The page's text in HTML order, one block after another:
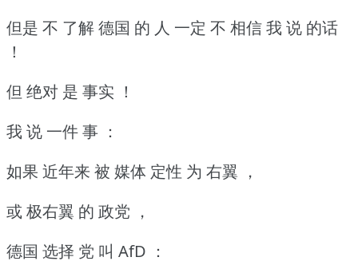
但是 不 了解 德国 的 人 一定 不 相信 我 说 的话
！
但 绝对 是 事实 ！
我 说 一件 事 ：
如果 近年来 被 媒体 定性 为 右翼 ，
或 极右翼 的 政党 ，
德国 选择 党 叫 AfD ：